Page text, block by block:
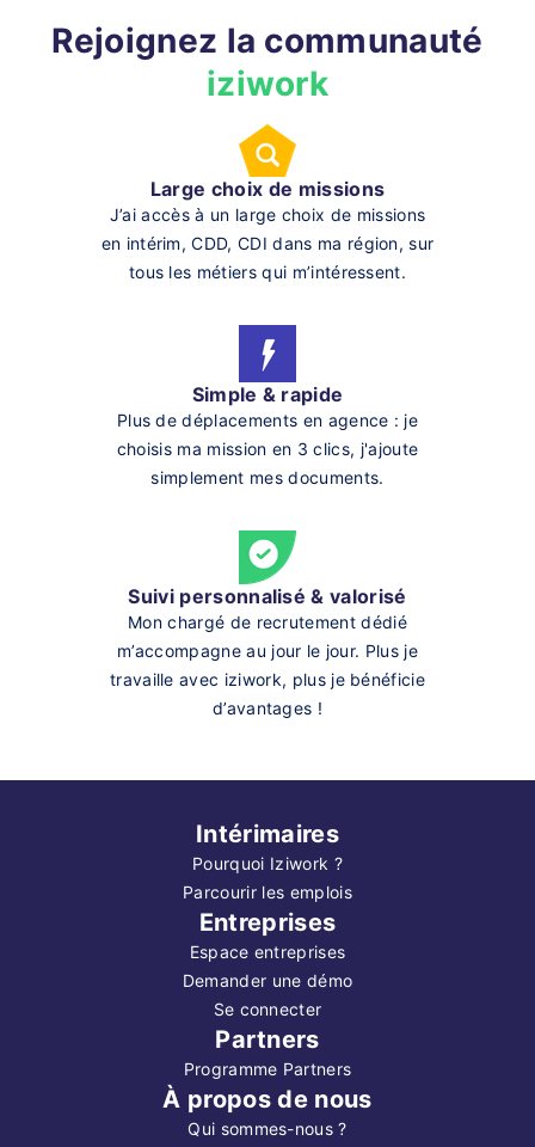
Rejoignez la communauté
iziwork
Large choix de missions
J’ai accès à un large choix de missions
en intérim, CDD, CDI dans ma région, sur
tous les métiers qui m’intéressent.
Simple & rapide
Plus de déplacements en agence : je
choisis ma mission en 3 clics, j'ajoute
simplement mes documents.
Suivi personnalisé & valorisé
Mon chargé de recrutement dédié
m’accompagne au jour le jour. Plus je
travaille avec iziwork, plus je bénéficie
d’avantages !
Intérimaires
Pourquoi Iziwork ?
Parcourir les emplois
Entreprises
Espace entreprises
Demander une démo
Se connecter
Partners
Programme Partners
À propos de nous
Qui sommes-nous ?